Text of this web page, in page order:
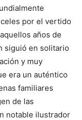
por el vertido
años de
siguió en solitario
y muy
era un auténtico
familiares
de las
notable ilustrador